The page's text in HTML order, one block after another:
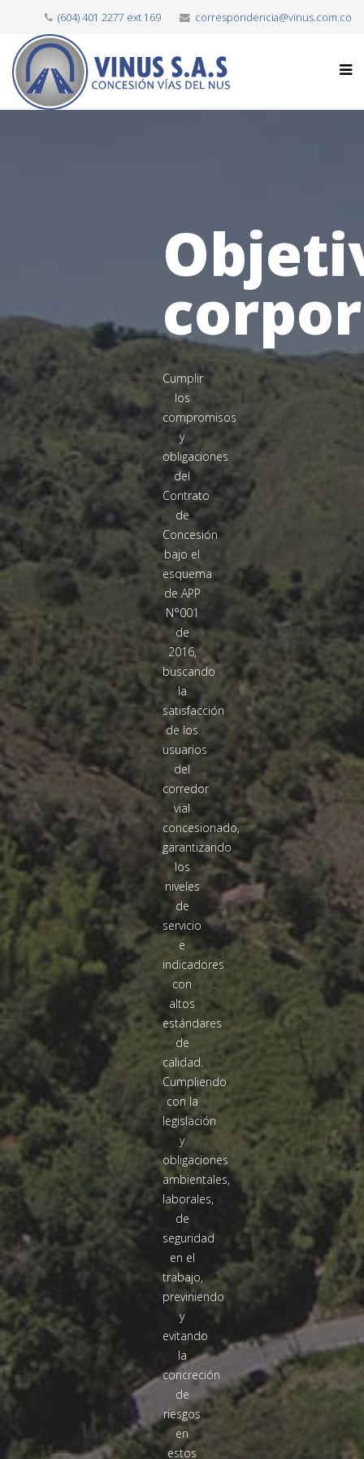
(604) 401 2277 ext 169 correspondencia@vinus.com.co
Cumplir
los
compromisos
y
obligaciones
del
Contrato
de
Concesión
bajo el
esquema
de APP
N°001
de
2016,
buscando
la
satisfacción
de los
usuarios
del
corredor
vial
concesionado,
garantizando
los
niveles
de
servicio
e
indicadores
con
altos
estándares
de
calidad.
Cumpliendo
con la
legislación
y
obligaciones
ambientales,
laborales,
de
seguridad
en el
trabajo,
previniendo
y
evitando
la
concreción
de
riesgos
en
estos